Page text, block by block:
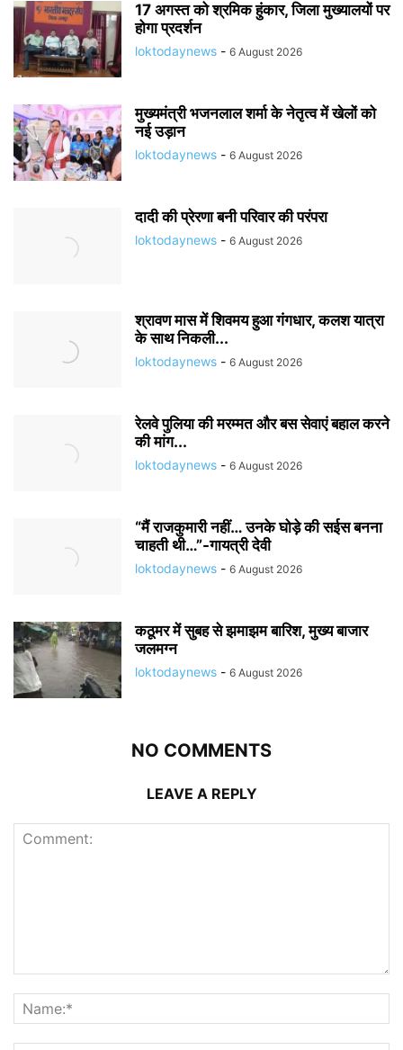
17 अगस्त को श्रमिक हुंकार, जिला मुख्यालयों पर
होगा प्रदर्शन
loktodaynews - 6 August 2026
मुख्यमंत्री भजनलाल शर्मा के नेतृत्व में खेलों को
नई उड़ान
loktodaynews - 6 August 2026
दादी की प्रेरणा बनी परिवार की परंपरा
loktodaynews - 6 August 2026
श्रावण मास में शिवमय हुआ गंगधार, कलश यात्रा
के साथ निकली...
loktodaynews - 6 August 2026
रेलवे पुलिया की मरम्मत और बस सेवाएं बहाल करने
की मांग...
loktodaynews - 6 August 2026
“मैं राजकुमारी नहीं… उनके घोड़े की सईस बनना
चाहती थी…”-गायत्री देवी
loktodaynews - 6 August 2026
कठूमर में सुबह से झमाझम बारिश, मुख्य बाजार
जलमग्न
loktodaynews - 6 August 2026
NO COMMENTS
LEAVE A REPLY